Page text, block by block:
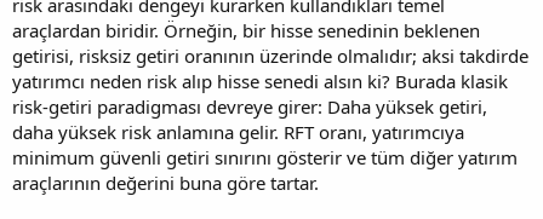
araçlardan biridir. Örneğin, bir hisse senedinin beklenen
getirisi, risksiz getiri oranının üzerinde olmalıdır; aksi takdirde
yatırımcı neden risk alıp hisse senedi alsın ki? Burada klasik
risk-getiri paradigması devreye girer: Daha yüksek getiri,
daha yüksek risk anlamına gelir. RFT oranı, yatırımcıya
minimum güvenli getiri sınırını gösterir ve tüm diğer yatırım
araçlarının değerini buna göre tartar.